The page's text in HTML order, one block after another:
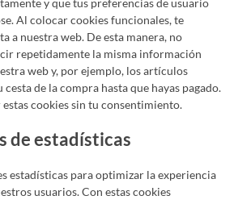
Al colocar cookies funcionales, te
a nuestra web. De esta manera, no
repetidamente la misma información
web y, por ejemplo, los artículos
cesta de la compra hasta que hayas pagado.
cookies sin tu consentimiento.
de estadísticas
estadísticas para optimizar la experiencia
usuarios. Con estas cookies